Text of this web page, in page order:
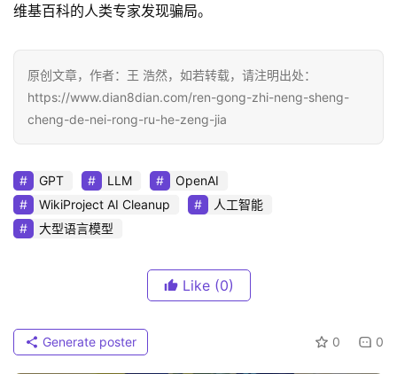
维基百科的人类专家发现骗局。
原创文章，作者：王 浩然，如若转载，请注明出处：
https://www.dian8dian.com/ren-gong-zhi-neng-sheng-
cheng-de-nei-rong-ru-he-zeng-jia
GPT LLM
OpenAI
WikiProject AI Cleanup
人工智能
大型语言模型
Like (0)
0 0
Generate poster